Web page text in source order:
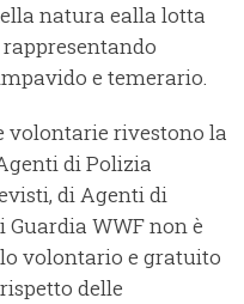
natura ealla lotta
e temerario.
volontarie rivestono la
di Polizia
di Agenti di
WWF non è
volontario e gratuito
delle